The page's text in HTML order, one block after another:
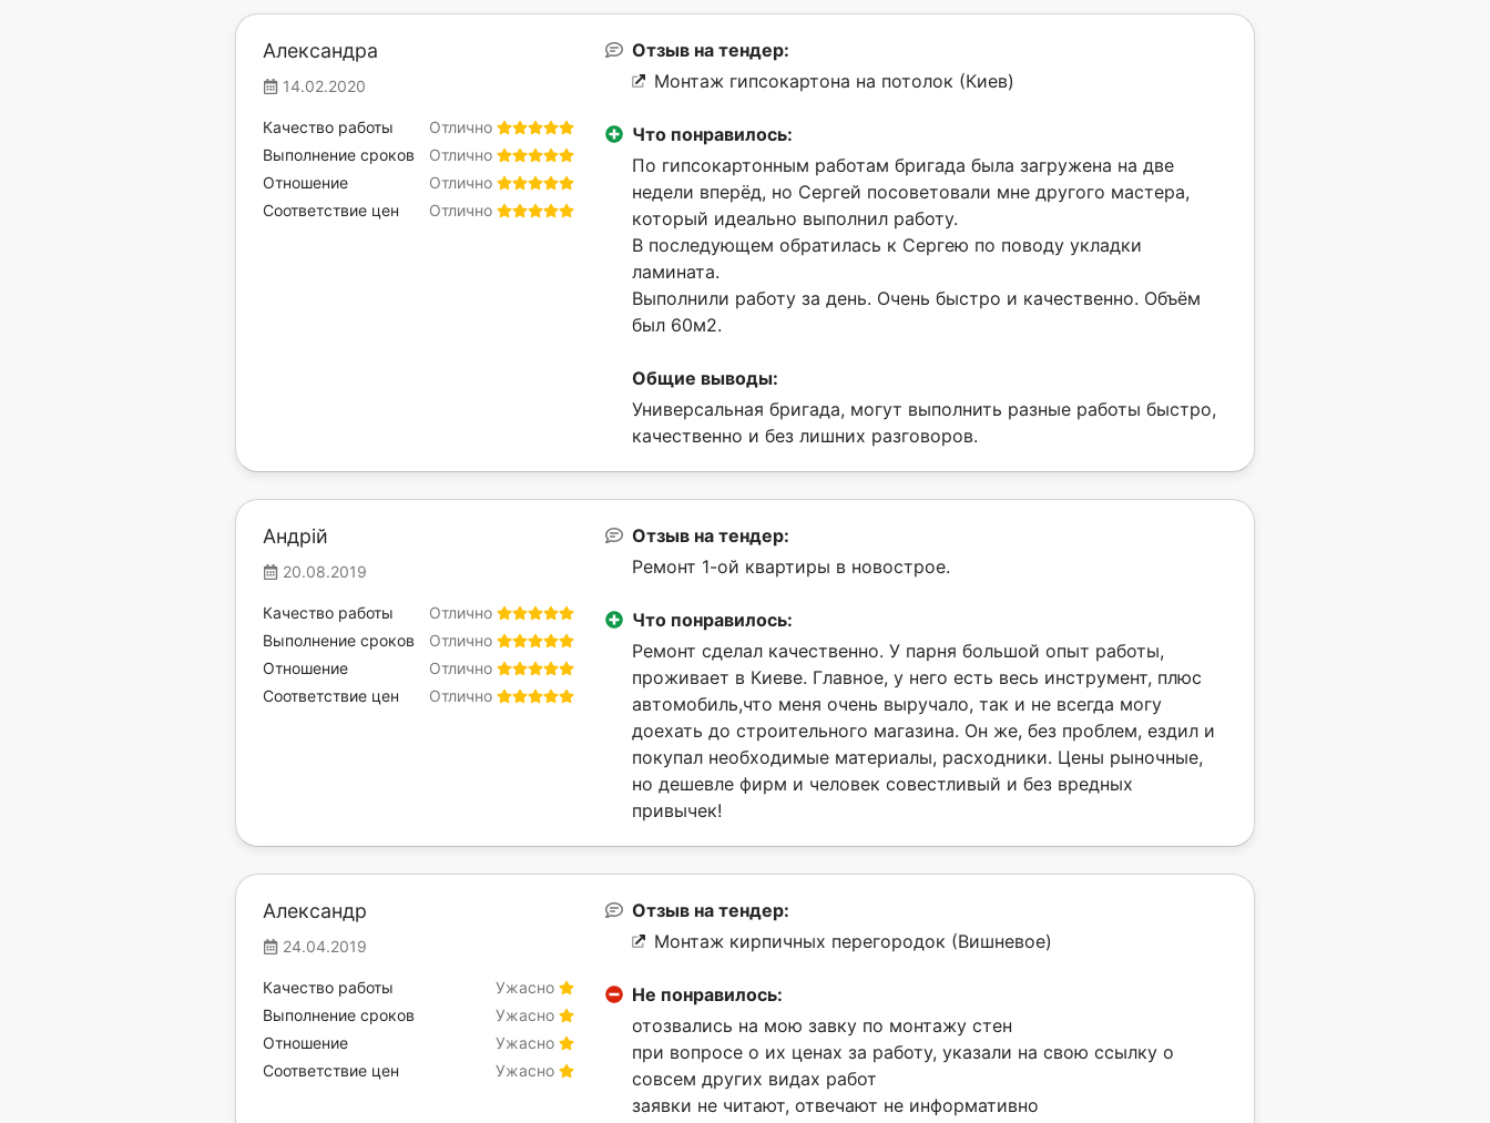
Александра
14.02.2020
Отлично
Качество работы
Отлично
Выполнение сроков
Отлично
Отношение
Отлично
Соответствие цен
Отзыв на тендер:
Монтаж гипсокартона на потолок (Киев)
Что понравилось:
По гипсокартонным работам бригада была загружена на две
недели вперёд, но Сергей посоветовали мне другого мастера,
который идеально выполнил работу.
В последующем обратилась к Сергею по поводу укладки
ламината.
Выполнили работу за день. Очень быстро и качественно. Объём
был 60м2.
Общие выводы:
Универсальная бригада, могут выполнить разные работы быстро,
качественно и без лишних разговоров.
Андрій
20.08.2019
Отлично
Качество работы
Отлично
Выполнение сроков
Отлично
Отношение
Отлично
Соответствие цен
Отзыв на тендер:
Ремонт 1-ой квартиры в новострое.
Что понравилось:
Ремонт сделал качественно. У парня большой опыт работы,
проживает в Киеве. Главное, у него есть весь инструмент, плюс
автомобиль,что меня очень выручало, так и не всегда могу
доехать до строительного магазина. Он же, без проблем, ездил и
покупал необходимые материалы, расходники. Цены рыночные,
но дешевле фирм и человек совестливый и без вредных
привычек!
Александр
24.04.2019
Ужасно
Качество работы
Ужасно
Выполнение сроков
Ужасно
Отношение
Ужасно
Соответствие цен
Отзыв на тендер:
Монтаж кирпичных перегородок (Вишневое)
Не понравилось:
отозвались на мою завку по монтажу стен
при вопросе о их ценах за работу, указали на свою ссылку о
совсем других видах работ
заявки не читают, отвечают не информативно